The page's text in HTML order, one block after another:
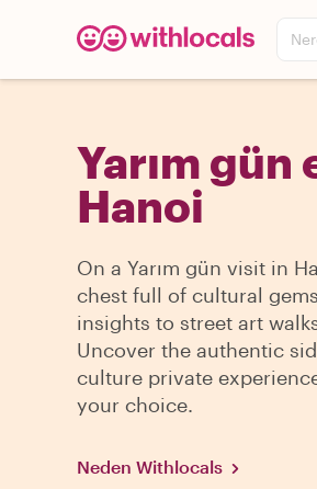
Yarım
Hanoi
On a Yarım gün visit in
chest full of cultural
insights to street art
Uncover the authentic
culture private
your choice.
Neden Withlocals